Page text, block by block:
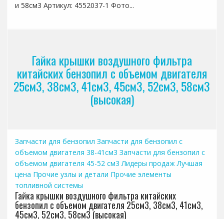
и 58см3 Артикул: 4552037-1 Фото...
Гайка крышки воздушного фильтра
китайских бензопил с объемом двигателя
25см3, 38см3, 41см3, 45см3, 52см3, 58см3
(высокая)
Запчасти для бензопил Запчасти для бензопил с
объемом двигателя 38-41см3 Запчасти для бензопил с
объемом двигателя 45-52 см3 Лидеры продаж Лучшая
цена Прочие узлы и детали Прочие элементы
топливной системы
Гайка крышки воздушного фильтра китайских
бензопил с объемом двигателя 25см3, 38см3, 41см3,
45см3, 52см3, 58см3 (высокая)